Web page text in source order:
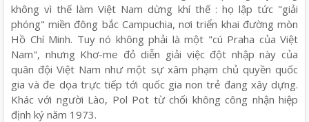
không vì thế làm Việt Nam dừng khí thế : họ lập tức "giải
phóng" miền đông bắc Campuchia, nơi triển khai đường mòn
Hồ Chí Minh. Tuy nó không phải là một "cú Praha của Việt
Nam", nhưng Khơ-me đỏ diễn giải việc đột nhập này của
quân đội Việt Nam như một sự xâm phạm chủ quyền quốc
gia và đe dọa trực tiếp tới quốc gia non trẻ đang xây dựng.
Khác với người Lào, Pol Pot từ chối không công nhận hiệp
định ký năm 1973.